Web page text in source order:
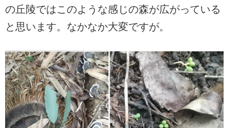
の丘陵ではこのような感じの森が広がっている
と思います。なかなか大変ですが。